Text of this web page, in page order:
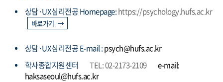
상담·UX심리전공 Homepage:https://psychology.hufs.ac.kr
바로가기
상담·UX심리전공 E-mail :psych@hufs.ac.kr
학사종합지원센터
TEL: 02-2173-2109
e-mail:
haksaseoul@hufs.ac.kr